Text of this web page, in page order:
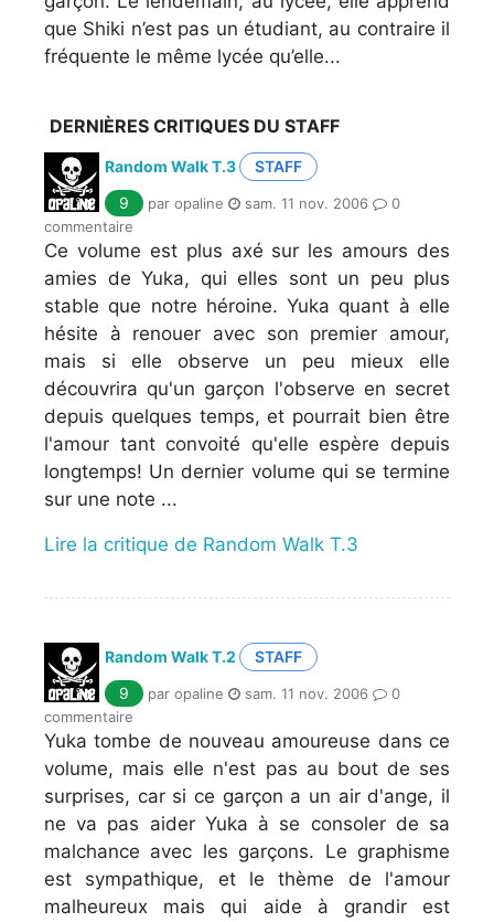
que Shiki n’est pas un étudiant, au contraire il
fréquente le même lycée qu’elle...
DERNIÈRES CRITIQUES DU STAFF
Random Walk T.3
STAFF
9
par opaline sam. 11 nov. 2006
0
commentaire
Ce volume est plus axé sur les amours des
amies de Yuka, qui elles sont un peu plus
stable que notre héroine. Yuka quant à elle
hésite à renouer avec son premier amour,
mais si elle observe un peu mieux elle
découvrira qu'un garçon l'observe en secret
depuis quelques temps, et pourrait bien être
l'amour tant convoité qu'elle espère depuis
longtemps! Un dernier volume qui se termine
sur une note ...
Lire la critique de Random Walk T.3
Random Walk T.2
STAFF
9
par opaline sam. 11 nov. 2006
0
commentaire
Yuka tombe de nouveau amoureuse dans ce
volume, mais elle n'est pas au bout de ses
surprises, car si ce garçon a un air d'ange, il
ne va pas aider Yuka à se consoler de sa
malchance avec les garçons. Le graphisme
est sympathique, et le thème de l'amour
malheureux mais qui aide à grandir est